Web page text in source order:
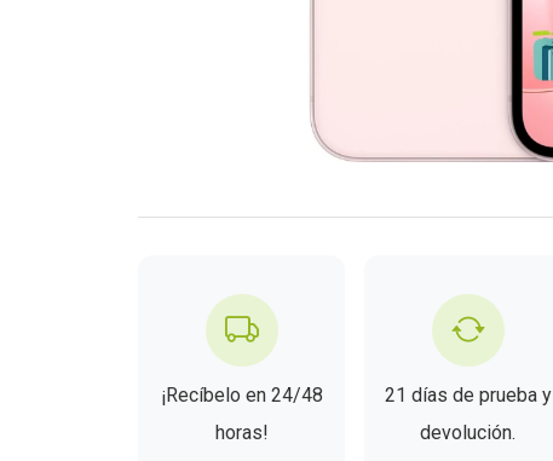
¡Recíbelo en 24/48
horas!
21 días de prueba y
devolución.